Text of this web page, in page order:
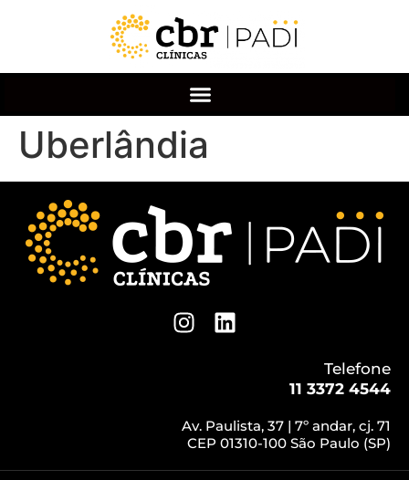
Uberlândia
Telefone
11 3372 4544
Av. Paulista, 37 | 7º andar, cj. 71
CEP 01310-100 São Paulo (SP)